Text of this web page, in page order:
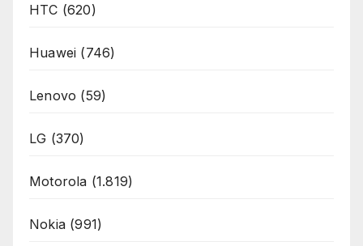
HTC (620)
Huawei (746)
Lenovo (59)
LG (370)
Motorola (1.819)
Nokia (991)